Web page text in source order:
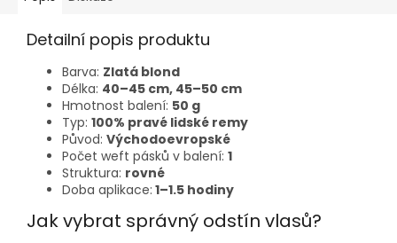
Detailní popis produktu
Barva: Zlatá blond
Délka: 40–⁠⁠⁠⁠⁠⁠45 cm, 45–50 cm
Hmotnost balení: 50 g
Typ: 100% pravé lidské remy
Původ: Východoevropské
Počet weft pásků v balení: 1
Struktura: rovné
Doba aplikace: 1–1.5 hodiny
Jak vybrat správný odstín vlasů?